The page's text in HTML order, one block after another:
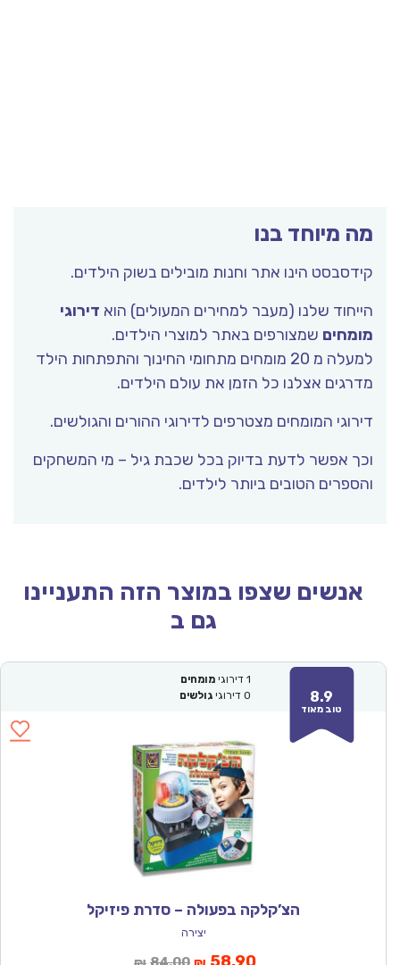
מה מיוחד בנו
קידסבסט הינו אתר וחנות מובילים בשוק הילדים.
הייחוד שלנו (מעבר למחירים המעולים) הוא דירוגי
מומחים שמצורפים באתר למוצרי הילדים.
למעלה מ 20 מומחים מתחומי החינוך והתפתחות הילד
מדרגים אצלנו כל הזמן את עולם הילדים.
דירוגי המומחים מצטרפים לדירוגי ההורים והגולשים.
וכך אפשר לדעת בדיוק בכל שכבת גיל – מי המשחקים
והספרים הטובים ביותר לילדים.
אנשים שצפו במוצר הזה התעניינו
גם ב
8.9
טוב מאוד
1 דירוגי מומחים
0 דירוגי גולשים
הצ’קלקה בפעולה – סדרת פיזיקל
יצירה
המחיר
המחיר